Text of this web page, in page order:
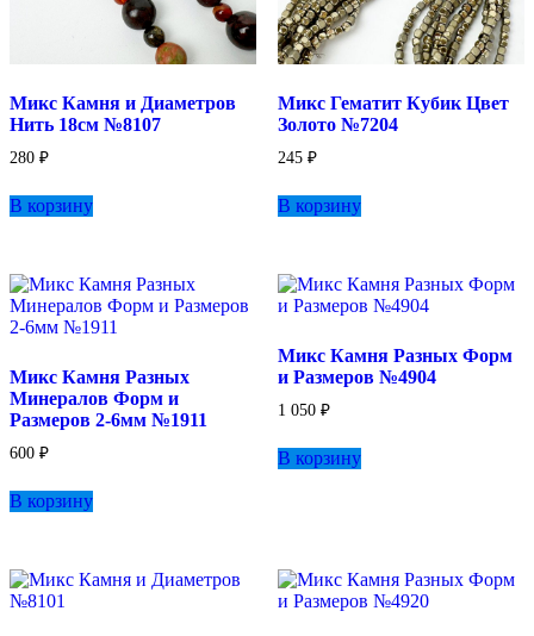
Микс Камня и Диаметров
Нить 18см №8107
280 ₽
В корзину
Микс Гематит Кубик Цвет
Золото №7204
245 ₽
В корзину
Микс Камня Разных
Минералов Форм и
Размеров 2-6мм №1911
600 ₽
В корзину
Микс Камня Разных Форм
и Размеров №4904
1 050 ₽
В корзину